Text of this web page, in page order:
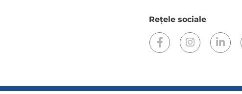
Rețele sociale